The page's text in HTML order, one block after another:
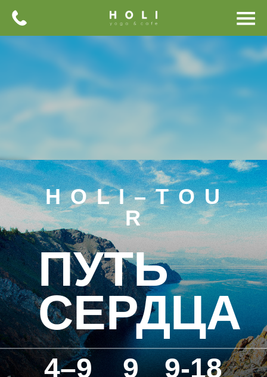
4–9 9-18
9
ПУТЬ
СЕРДЦА
H O L I – T O U
R